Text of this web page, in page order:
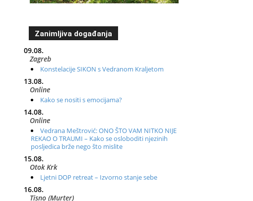
Zanimljiva događanja
09.08.
Zagreb
Konstelacije SIKON s Vedranom Kraljetom
13.08.
Online
Kako se nositi s emocijama?
14.08.
Online
Vedrana Meštrović: ONO ŠTO VAM NITKO NIJE
REKAO O TRAUMI – Kako se osloboditi njezinih
posljedica brže nego što mislite
15.08.
Otok Krk
Ljetni DOP retreat – Izvorno stanje sebe
16.08.
Tisno (Murter)